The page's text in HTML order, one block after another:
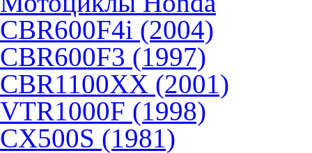
CBR600F4i (2004)
CBR600F3 (1997)
CBR1100XX (2001)
VTR1000F (1998)
CX500S (1981)